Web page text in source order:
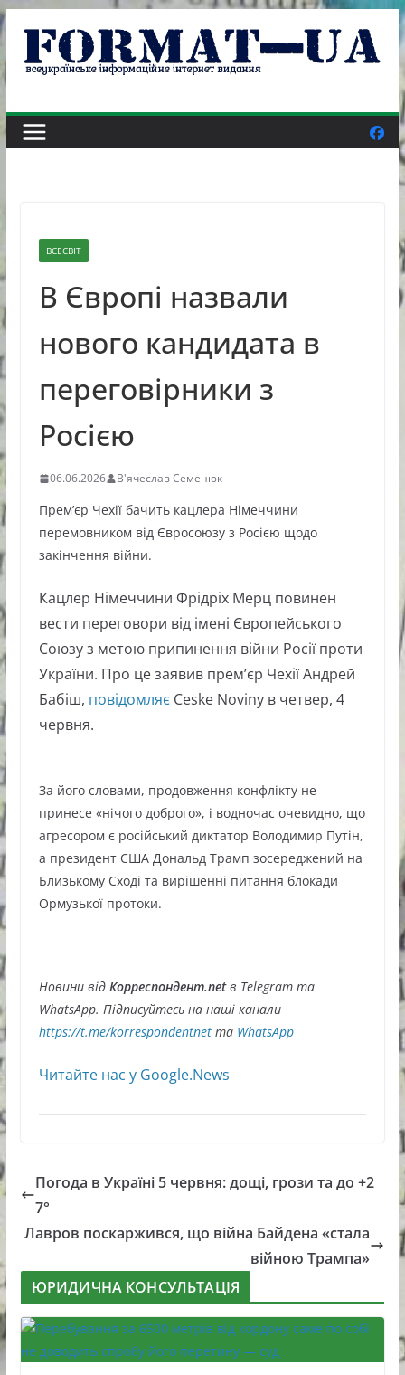
Skip
content
ВСЕСВІТ
В Європі назвали
нового кандидата в
переговірники з
Росією
06.06.2026 В'ячеслав Семенюк
Прем’єр Чехії бачить кацлера Німеччини
перемовником від Євросоюзу з Росією щодо
закінчення війни.
Кацлер Німеччини Фрідріх Мерц повинен
вести переговори від імені Європейського
Союзу з метою припинення війни Росії проти
України. Про це заявив прем’єр Чехії Андрей
Бабіш, повідомляєCeske Noviny в четвер, 4
червня.
За його словами, продовження конфлікту не
принесе «нічого доброго», і водночас очевидно, що
агресором є російський диктатор Володимир Путін,
а президент США Дональд Трамп зосереджений на
Близькому Сході та вирішенні питання блокади
Ормузької протоки.
Новини відКорреспондент.netв Telegram та
WhatsApp. Підписуйтесь на наші канали
https://t.me/korrespondentnetта WhatsApp
Читайте нас у Google.News
Погода в Україні 5 червня: дощі, грози та до +2
7°
Лавров поскаржився, що війна Байдена «стала
війною Трампа»
ЮРИДИЧНА КОНСУЛЬТАЦІЯ